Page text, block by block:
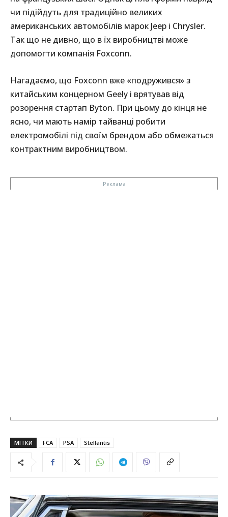
чи підійдуть для традиційно великих
американських автомобілів марок Jeep і Chrysler.
Так що не дивно, що в їх виробництві може
допомогти компанія Foxconn.
Нагадаємо, що Foxconn вже «подружився» з
китайським концерном Geely і врятував від
розорення стартап Byton. При цьому до кінця не
ясно, чи мають намір тайванці робити
електромобілі під своїм брендом або обмежаться
контрактним виробництвом.
МІТКИ FCA PSA Stellantis